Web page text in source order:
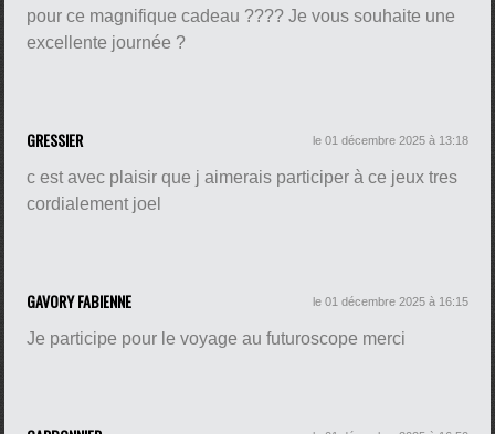
pour ce magnifique cadeau ???? Je vous souhaite une
excellente journée ?
GRESSIER le 01 décembre 2025 à 13:18
c est avec plaisir que j aimerais participer à ce jeux tres
cordialement joel
GAVORY FABIENNE le 01 décembre 2025 à 16:15
Je participe pour le voyage au futuroscope merci